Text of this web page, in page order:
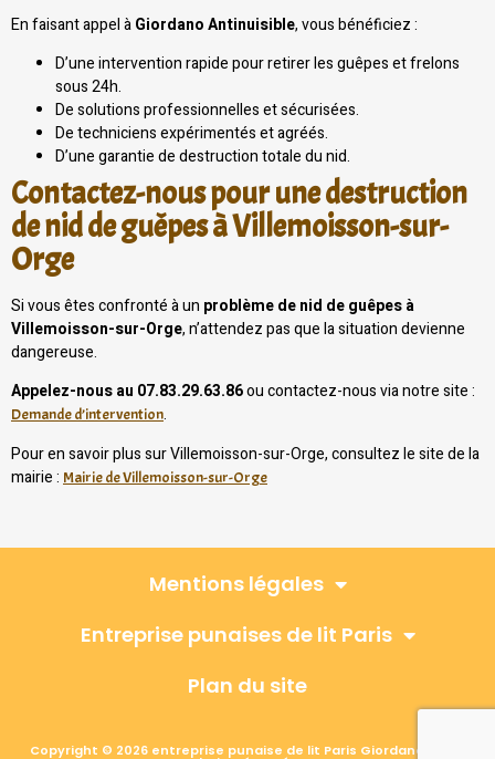
En faisant appel àGiordano Antinuisible, vous bénéficiez :
D’une intervention rapide pour retirer les guêpes et frelons
sous 24h.
De solutions professionnelles et sécurisées.
De techniciens expérimentés et agréés.
D’une garantie de destruction totale du nid.
Contactez-nous pour une destruction
de nid de guêpes à Villemoisson-sur-
Orge
Si vous êtes confronté à un problème de nid de guêpes à
Villemoisson-sur-Orge, n’attendez pas que la situation devienne
dangereuse.
Appelez-nous au 07.83.29.63.86ou contactez-nous via notre site :
Demande d’intervention.
Pour en savoir plus sur Villemoisson-sur-Orge, consultez le site de la
mairie : Mairie de Villemoisson-sur-Orge
Mentions légales
Entreprise punaises de lit Paris
Plan du site
Copyright © 2026 entreprise punaise de lit Paris Giordano, Tous